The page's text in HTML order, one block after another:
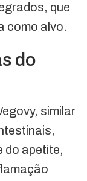
que
como alvo.
do
similar
do apetite,